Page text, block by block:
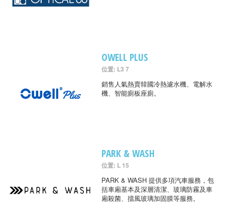
OWELL PLUS
位置: L3 7
銷售人氣熱賣韓國冷熱濾水機、電解水
機、智能廁板座廁。
PARK & WASH
位置: L 15
PARK & WASH 提供多項汽車服務，包
括車廂基本及深層清潔、玻璃防霧及車
廂殺菌、擋風玻璃加固膜等服務。